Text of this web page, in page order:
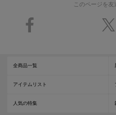
このページを友
全商品一覧
アイテムリスト
人気の特集